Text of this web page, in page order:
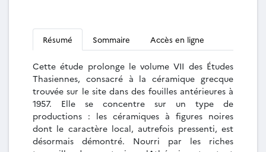
Résumé Sommaire Accès en ligne
Cette étude prolonge le volume VII des Études
Thasiennes, consacré à la céramique grecque
trouvée sur le site dans des fouilles antérieures à
1957. Elle se concentre sur un type de
productions : les céramiques à figures noires
dont le caractère local, autrefois pressenti, est
désormais démontré. Nourri par les riches